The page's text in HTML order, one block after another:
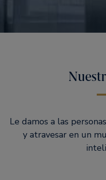
Le damos a las
y atravesar en un